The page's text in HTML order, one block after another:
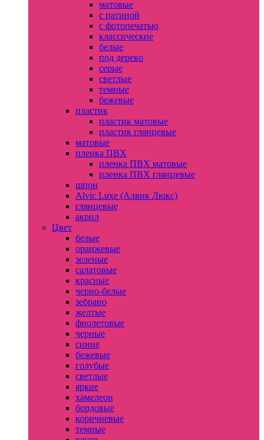
матовые
с патиной
с фотопечатью
классические
белые
под дерево
серые
светлые
темные
бежевые
пластик
пластик матовые
пластик глянцевые
матовые
пленка ПВХ
пленка ПВХ матовые
пленка ПВХ глянцевые
шпон
Alvic Luxe (Алвик Люкс)
глянцевые
акрил
Цвет
белые
оранжевые
зеленые
салатовые
красные
черно-белые
зебрано
желтые
фиолетовые
черные
синие
бежевые
голубые
светлые
яркие
хамелеон
бордовые
коричневые
темные